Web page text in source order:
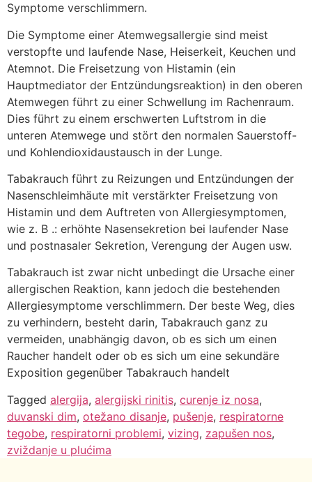
Symptome verschlimmern.
Die Symptome einer Atemwegsallergie sind meist
verstopfte und laufende Nase, Heiserkeit, Keuchen und
Atemnot. Die Freisetzung von Histamin (ein
Hauptmediator der Entzündungsreaktion) in den oberen
Atemwegen führt zu einer Schwellung im Rachenraum.
Dies führt zu einem erschwerten Luftstrom in die
unteren Atemwege und stört den normalen Sauerstoff-
und Kohlendioxidaustausch in der Lunge.
Tabakrauch führt zu Reizungen und Entzündungen der
Nasenschleimhäute mit verstärkter Freisetzung von
Histamin und dem Auftreten von Allergiesymptomen,
wie z. B .: erhöhte Nasensekretion bei laufender Nase
und postnasaler Sekretion, Verengung der Augen usw.
Tabakrauch ist zwar nicht unbedingt die Ursache einer
allergischen Reaktion, kann jedoch die bestehenden
Allergiesymptome verschlimmern. Der beste Weg, dies
zu verhindern, besteht darin, Tabakrauch ganz zu
vermeiden, unabhängig davon, ob es sich um einen
Raucher handelt oder ob es sich um eine sekundäre
Exposition gegenüber Tabakrauch handelt
Tagged alergija, alergijski rinitis, curenje iz nosa,
duvanski dim, otežano disanje, pušenje, respiratorne
tegobe, respiratorni problemi, vizing, zapušen nos,
zviždanje u plućima